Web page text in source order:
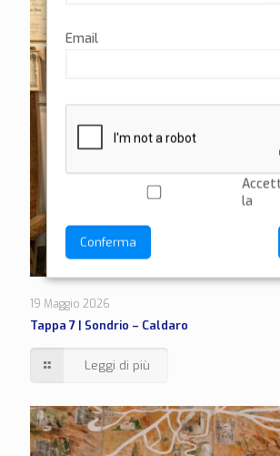
19 Maggio 2026
Tappa 7 | Sondrio – Caldaro
Leggi di più
Email
la
Conferma